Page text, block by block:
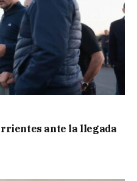
ante la llegada